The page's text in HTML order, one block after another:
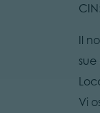
Il
Vi